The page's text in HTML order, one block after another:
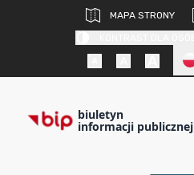
MAPA STRONY
biuletyn
informacji publicznej